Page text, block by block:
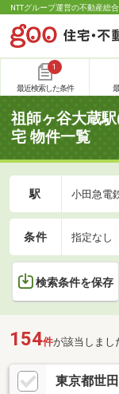
NTTグループ運営の不動産総
1
最近検索した条件
祖師ヶ谷大蔵
宅 物件一覧
駅 小田急電
条件 指定なし
検索条件を保存
154件が該当しまし
東京都世